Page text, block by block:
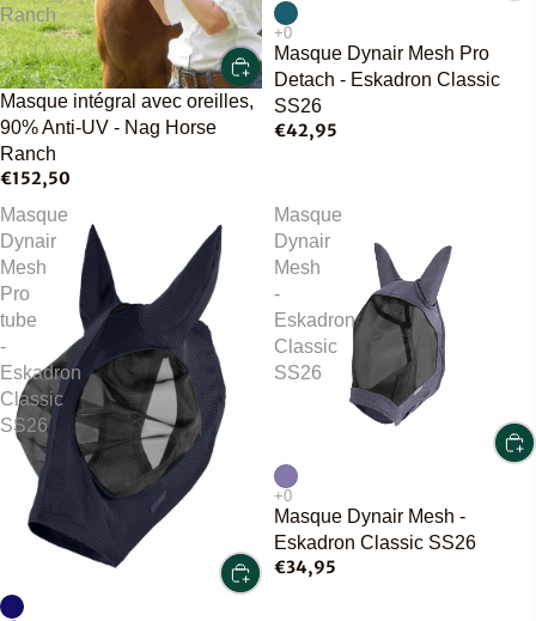
Ranch
Masque intégral avec oreilles,
90% Anti-UV - Nag Horse
Ranch
€152,50
Masque Dynair Mesh Pro
Detach - Eskadron Classic
SS26
€42,95
Masque
Dynair
Mesh
Pro
tube
-
Eskadron
Classic
SS26
Masque
Dynair
Mesh
-
Eskadron
Classic
SS26
Masque Dynair Mesh -
Eskadron Classic SS26
€34,95